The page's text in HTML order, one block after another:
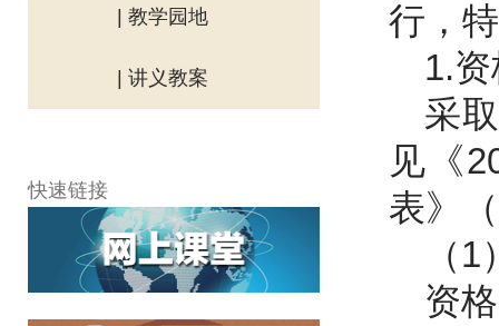
| 教学园地
| 讲义教案
快速链接
行，
1.
采
见《
表》
（
资